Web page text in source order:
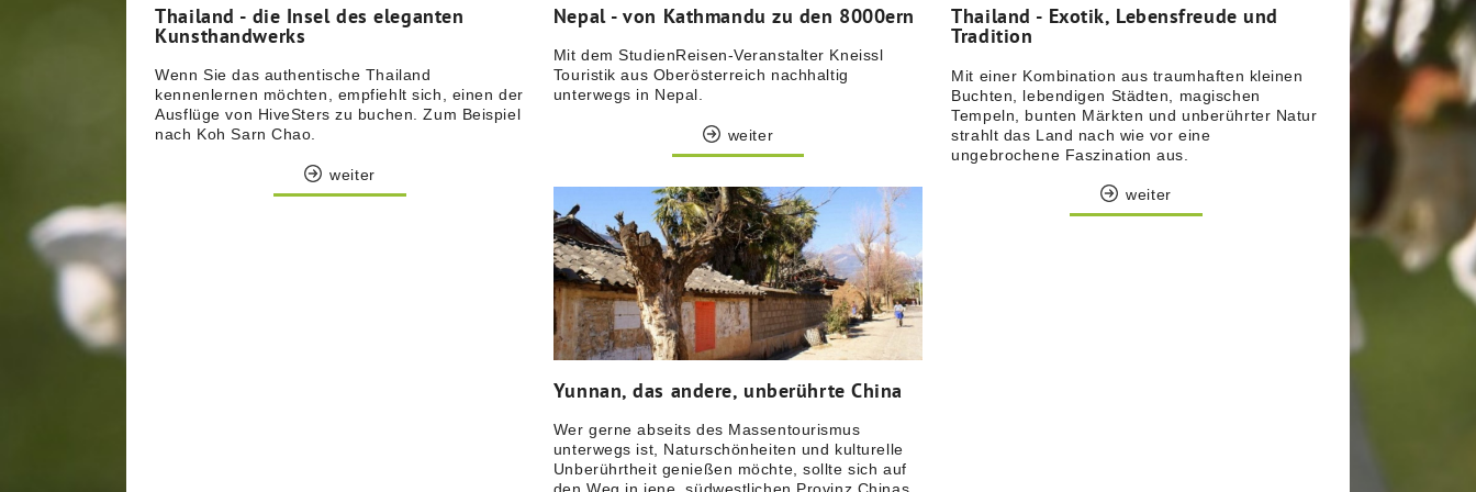
Thailand - die Insel des eleganten
Kunsthandwerks
Wenn Sie das authentische Thailand
kennenlernen möchten, empfiehlt sich, einen der
Ausflüge von HiveSters zu buchen. Zum Beispiel
nach Koh Sarn Chao.
weiter
Nepal - von Kathmandu zu den 8000ern
Mit dem StudienReisen-Veranstalter Kneissl
Touristik aus Oberösterreich nachhaltig
unterwegs in Nepal.
weiter
Yunnan, das andere, unberührte China
Wer gerne abseits des Massentourismus
unterwegs ist, Naturschönheiten und kulturelle
Unberührtheit genießen möchte, sollte sich auf
Thailand - Exotik, Lebensfreude und
Tradition
Mit einer Kombination aus traumhaften kleinen
Buchten, lebendigen Städten, magischen
Tempeln, bunten Märkten und unberührter Natur
strahlt das Land nach wie vor eine
ungebrochene Faszination aus.
weiter